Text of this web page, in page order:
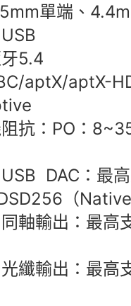
單端、
5.4
aptX/aptX-
抗：PO：
DAC：最
（Native
：最高支
：最高支